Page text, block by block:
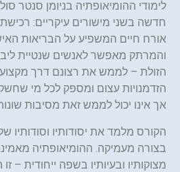
לימודי ההומיאופתיה בניומן סנטר
חדשה בשני מישורים עיקריים:
אורח חיים המשפיע על הבריאות
והמרתק מאפשר לאנשים שנטיית
הזולת – לממש את רצונם דרך מקצוע
הזדמנויות עצום ומספק לכל מי
אך אינו יכול לממש זאת מסיבות
הקורס מלמד את יסודותיו וסודותיו
בצורה מעמיקה. ההומיאופתיה
מצוקותיו ובעיותיו בשפה ייחודית